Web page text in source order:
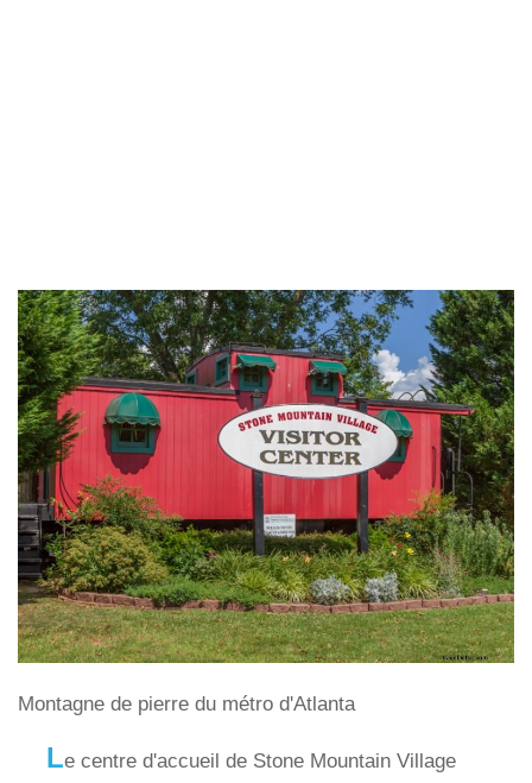
Montagne de pierre du métro d'Atlanta
Le centre d'accueil de Stone Mountain Village